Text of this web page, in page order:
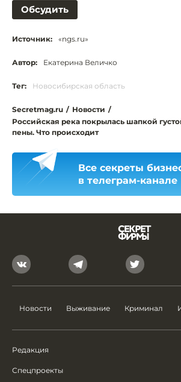
Обсудить
Источник: «ngs.ru»
Автор: Екатерина Величко
Тег: Новосибирская область
Secretmag.ru / Новости /
Российская река покрылась шапкой
пены. Что происходит
Все секреты
в телеграм-канале
Новости Выживание Криминал
Редакция
Спецпроекты